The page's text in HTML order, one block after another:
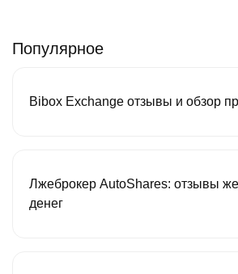
Популярное
Bibox Exchange отзывы и обзор
Лжеброкер AutoShares: отзывы
денег